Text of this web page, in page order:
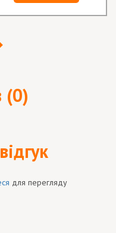
(0)
для перегляду